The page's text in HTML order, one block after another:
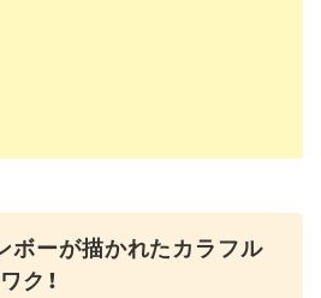
ボーが描かれたカラフル
ク！